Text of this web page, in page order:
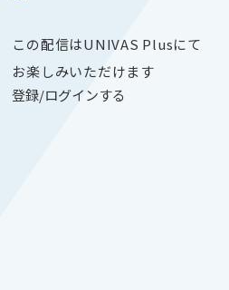
この配信はUNIVAS Plusにて
お楽しみいただけます
登録/ログインする